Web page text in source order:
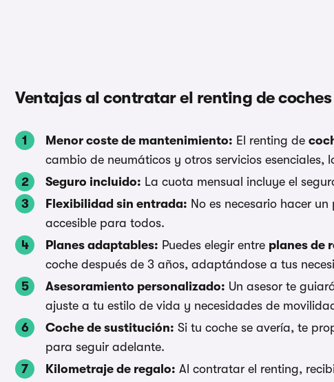
Ventajas al contratar el renting de
Menor coste de mantenimiento: El renting de
cambio de neumáticos y otros servicios
Seguro incluido: La cuota mensual incluye el
Flexibilidad sin entrada: No es necesario hacer
accesible para todos.
Planes adaptables: Puedes elegir entre planes de
coche después de 3 años, adaptándose a tus
Asesoramiento personalizado: Un asesor te
ajuste a tu estilo de vida y necesidades de
Coche de sustitución: Si tu coche se avería, te
para seguir adelante.
Kilometraje de regalo: Al contratar el renting,